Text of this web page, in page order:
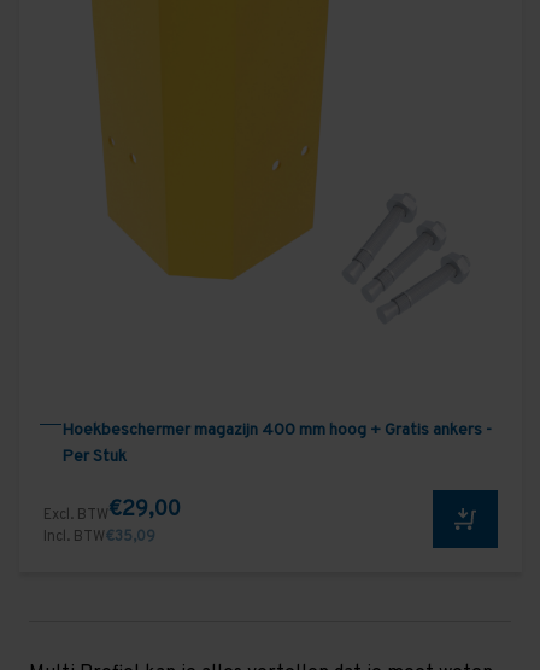
Hoekbeschermer magazijn 400 mm hoog + Gratis ankers -
Per Stuk
Excl. BTW€29,00
Incl. BTW€35,09